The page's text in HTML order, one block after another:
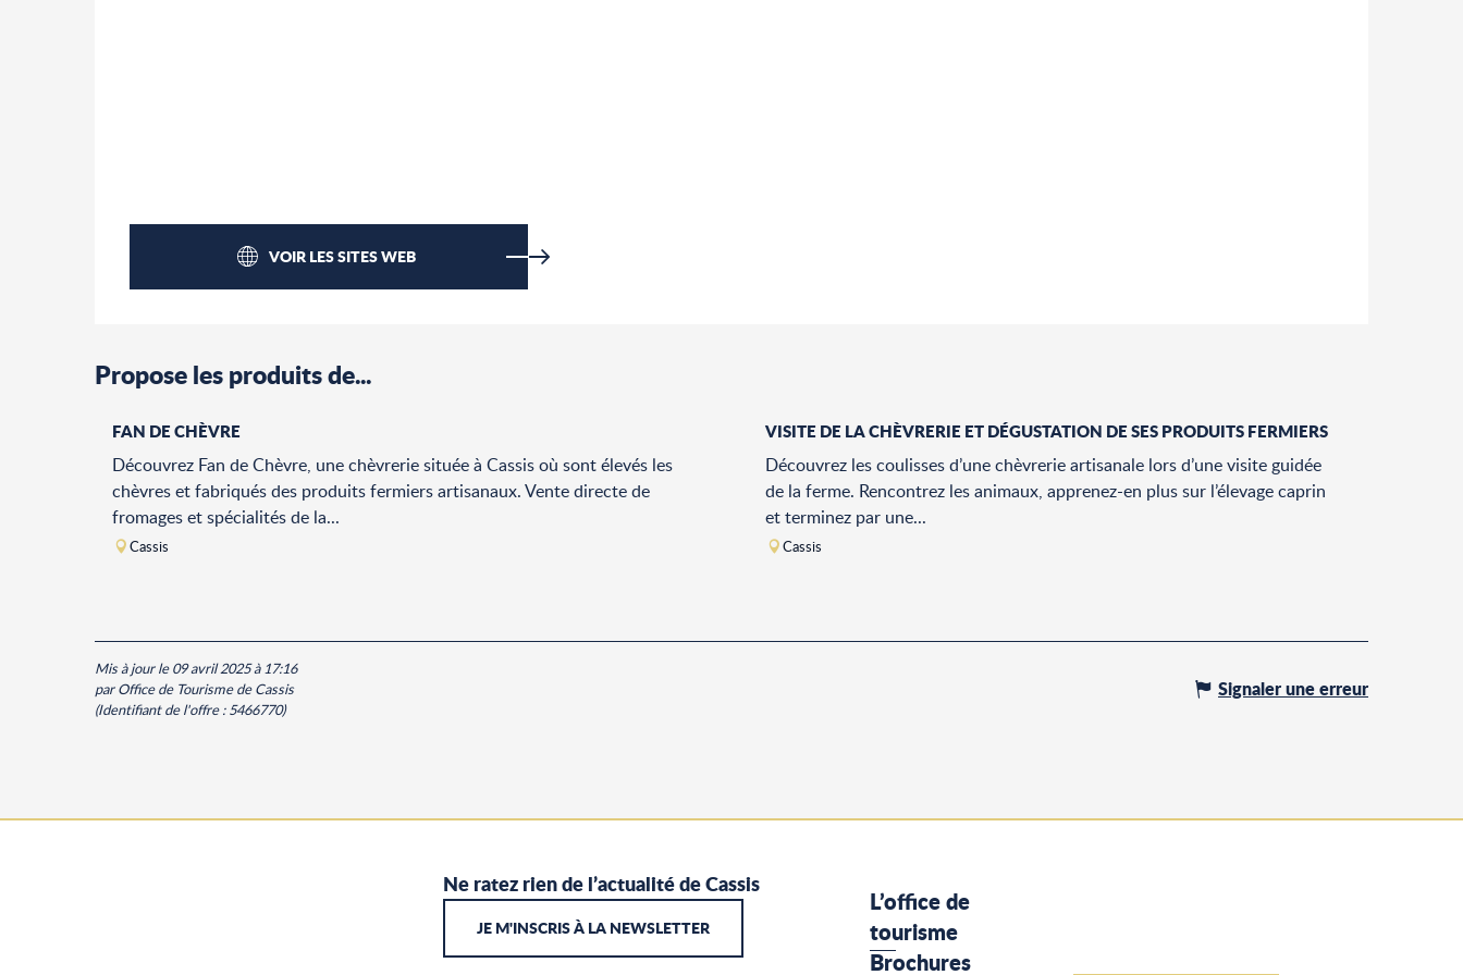
VOIR LES SITES WEB
Propose les produits de...
FAN DE CHÈVRE
Découvrez Fan de Chèvre, une chèvrerie située à Cassis où sont élevés les
chèvres et fabriqués des produits fermiers artisanaux. Vente directe de
fromages et spécialités de la...
Cassis
VISITE DE LA CHÈVRERIE ET DÉGUSTATION DE SES PRODUITS FERMIERS
Découvrez les coulisses d’une chèvrerie artisanale lors d’une visite guidée
de la ferme. Rencontrez les animaux, apprenez-en plus sur l’élevage caprin
et terminez par une...
Cassis
Mis à jour le 09 avril 2025 à 17:16
par Office de Tourisme de Cassis
(Identifiant de l'offre :5466770)
Signaler une erreur
Ne ratez rien de l’actualité de Cassis
JE M'INSCRIS À LA NEWSLETTER
L’office de
tourisme
Brochures